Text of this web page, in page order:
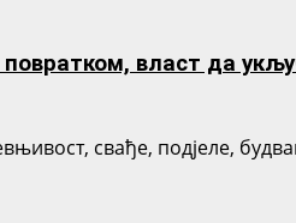
власт да
свађе, подјеле,